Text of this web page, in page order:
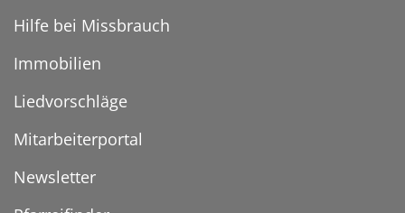
Hilfe bei Missbrauch
Immobilien
Liedvorschläge
Mitarbeiterportal
Newsletter